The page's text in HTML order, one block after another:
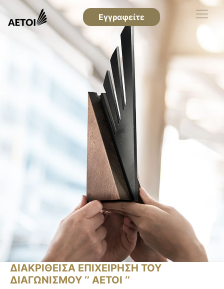
Εγγραφείτε
ΔΙΑΚΡΙΘΕΙΣΑ ΕΠΙΧΕΙΡΗΣΗ ΤΟΥ
ΔΙΑΓΩΝΙΣΜΟΥ ‘’ ΑΕΤΟΙ ‘’